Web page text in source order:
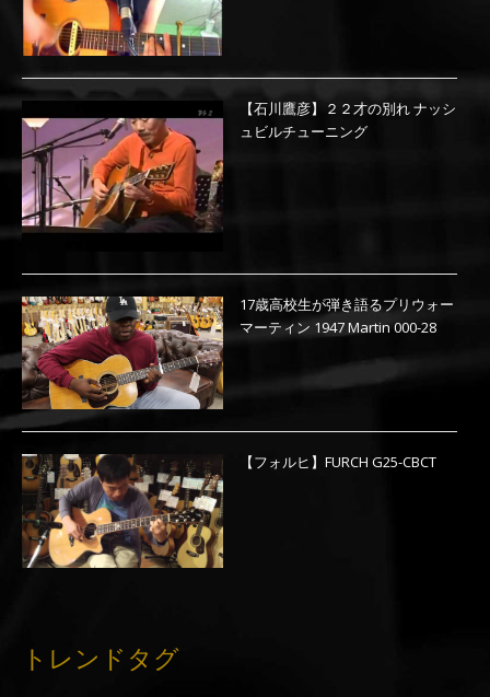
【石川鷹彦】２２才の別れ ナッシ
ュビルチューニング
17歳高校生が弾き語るプリウォー
マーティン 1947 Martin 000-28
【フォルヒ】FURCH G25-CBCT
トレンドタグ